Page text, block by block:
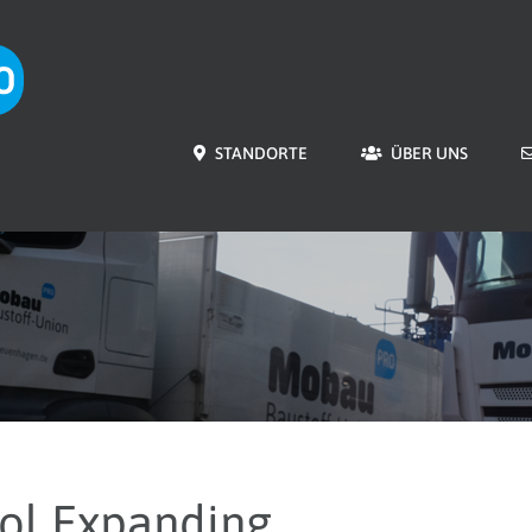
STANDORTE ÜBER UNS